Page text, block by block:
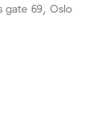
gate 69, Oslo